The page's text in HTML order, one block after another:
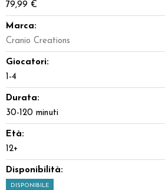
79,99 €
Marca:
Cranio Creations
Giocatori:
1-4
Durata:
30-120 minuti
Età:
12+
Disponibilità:
DISPONIBILE